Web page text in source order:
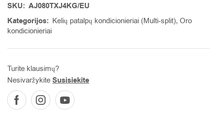
SKU: AJ080TXJ4KG/EU
Kategorijos: Kelių patalpų kondicionieriai (Multi-split), Oro
kondicionieriai
Turite klausimų?
Nesivaržykite Susisiekite